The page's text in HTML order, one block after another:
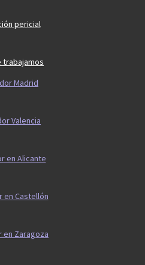
pericial
trabajamos
Madrid
Valencia
en Alicante
en Castellón
en Zaragoza